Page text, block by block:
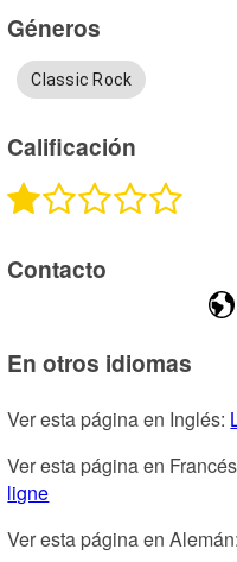
Géneros
Classic Rock
Calificación
Contacto
En otros idiomas
Ver esta página en Inglés:
Ver esta página en
ligne
Ver esta página en Alemán: